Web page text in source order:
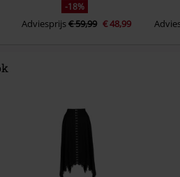
-18%
Adviesprijs€ 59,99 € 48,99